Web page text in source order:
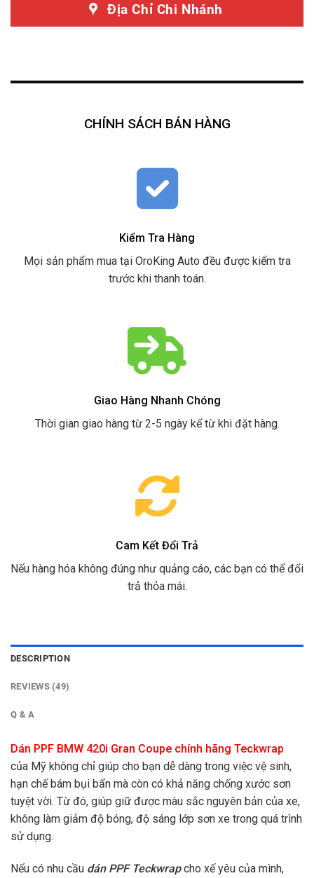
Địa Chỉ Chi Nhánh
CHÍNH SÁCH BÁN HÀNG
Kiểm Tra Hàng
Mọi sản phẩm mua tại OroKing Auto đều được kiểm tra
trước khi thanh toán.
Giao Hàng Nhanh Chóng
Thời gian giao hàng từ 2-5 ngày kể từ khi đặt hàng.
Cam Kết Đổi Trả
Nếu hàng hóa không đúng như quảng cáo, các bạn có thể đổi
trả thỏa mái.
DESCRIPTION
REVIEWS (49)
Q & A
Dán PPF BMW 420i Gran Coupe chính hãng Teckwrap
của Mỹ không chỉ giúp cho bạn dễ dàng trong việc vệ sinh,
hạn chế bám bụi bẩn mà còn có khả năng chống xước sơn
tuyệt vời. Từ đó, giúp giữ được màu sắc nguyên bản của xe,
không làm giảm độ bóng, độ sáng lớp sơn xe trong quá trình
sử dụng.
Nếu có nhu cầu dán PPF Teckwrapcho xế yêu của mình,